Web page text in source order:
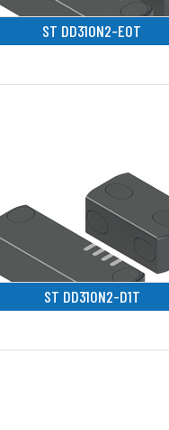
ST DD310N2-E0T
ST DD310N2-D1T